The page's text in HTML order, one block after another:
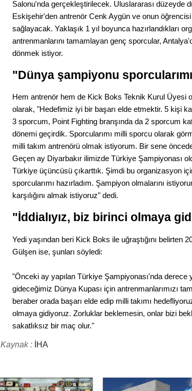
Salonu'nda gerçekleştirilecek. Uluslararası düzeyde
Eskişehir'den antrenör Cenk Aygün ve onun öğrencisi
sağlayacak. Yaklaşık 1 yıl boyunca hazırlandıkları
antrenmanlarını tamamlayan genç sporcular,
dönmek istiyor.
"Dünya şampiyonu
Hem antrenör hem de Kick Boks Teknik Kurul Üyesi
olarak, "Hedefimiz iyi bir başarı elde etmektir. 5 kişi
3 sporcum, Point Fighting branşında da 2 sporcum
dönemi geçirdik. Sporcularımı milli sporcu olarak
milli takım antrenörü olmak istiyorum. Bir sene
Geçen ay Diyarbakır ilimizde Türkiye Şampiyonası
Türkiye üçüncüsü çıkarttık. Şimdi bu organizasyon
sporcularımı hazırladım. Şampiyon olmalarını
karşılığını almak istiyoruz" dedi.
"İddialıyız, biz birinci olmaya
Yedi yaşından beri Kick Boks ile uğraştığını belirten
Gülşen ise, şunları söyledi:
"Önceki ay yapılan Türkiye Şampiyonası'nda derece
gideceğimiz Dünya Kupası için antrenmanlarımızı
beraber orada başarı elde edip milli takımı
olmaya gidiyoruz. Zorluklar beklemesin, onlar bizi
sakatlıksız bir maç olur."
Kaynak : İHA